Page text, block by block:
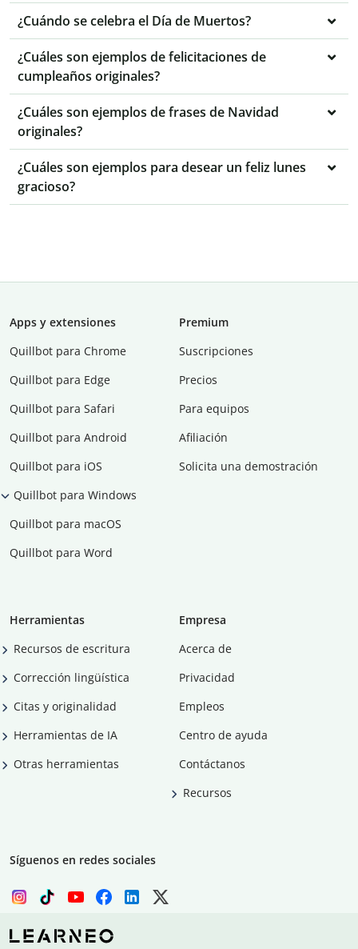
¿Cuándo se celebra el Día de Muertos?
¿Cuáles son ejemplos de felicitaciones de
cumpleaños originales?
¿Cuáles son ejemplos de frases de Navidad
originales?
¿Cuáles son ejemplos para desear un feliz lunes
gracioso?
Apps y extensiones
Quillbot para Chrome
Quillbot para Edge
Quillbot para Safari
Quillbot para Android
Quillbot para iOS
Quillbot para Windows
Quillbot para macOS
Quillbot para Word
Premium
Suscripciones
Precios
Para equipos
Afiliación
Solicita una demostración
Herramientas
Recursos de escritura
Corrección lingüística
Citas y originalidad
Herramientas de IA
Otras herramientas
Empresa
Acerca de
Privacidad
Empleos
Centro de ayuda
Contáctanos
Recursos
Síguenos en redes sociales